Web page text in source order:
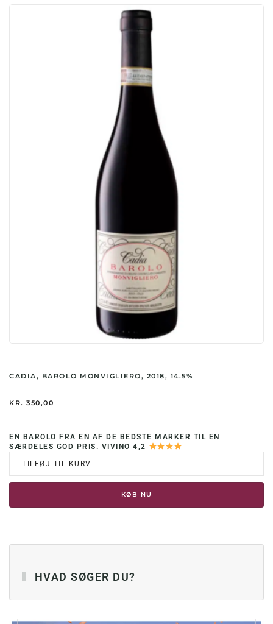
CADIA, BAROLO MONVIGLIERO, 2018, 14.5%
KR. 350,00
EN BAROLO FRA EN AF DE BEDSTE MARKER TIL EN
SÆRDELES GOD PRIS. VIVINO 4,2
TILFØJ TIL KURV
KØB NU
HVAD SØGER DU?